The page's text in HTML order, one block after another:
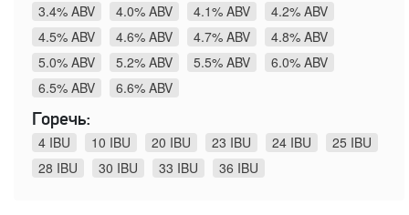
3.4% ABV
4.0% ABV 4.1% ABV
4.2% ABV
4.5% ABV
4.6% ABV 4.7% ABV
4.8% ABV
5.0% ABV
5.2% ABV 5.5% ABV
6.0% ABV
6.5% ABV
6.6% ABV
Горечь:
4 IBU
10 IBU 20 IBU 23 IBU 24 IBU
25 IBU
28 IBU
30 IBU 33 IBU 36 IBU